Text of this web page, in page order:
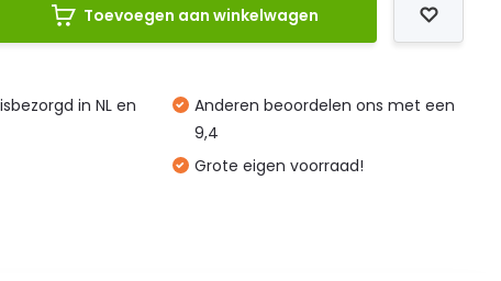
Toevoegen aan winkelwagen
in NL en
Anderen beoordelen ons met een
9,4
Grote eigen voorraad!